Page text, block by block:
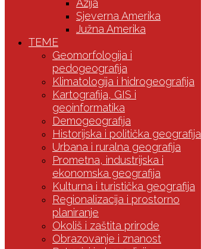
Azija
Sjeverna Amerika
Južna Amerika
TEME
Geomorfologija i
pedogeografija
Klimatologija i hidrogeografija
Kartografija, GIS i
geoinformatika
Demogeografija
Historijska i politička geografija
Urbana i ruralna geografija
Prometna, industrijska i
ekonomska geografija
Kulturna i turistička geografija
Regionalizacija i prostorno
planiranje
Okoliš i zaštita prirode
Obrazovanje i znanost